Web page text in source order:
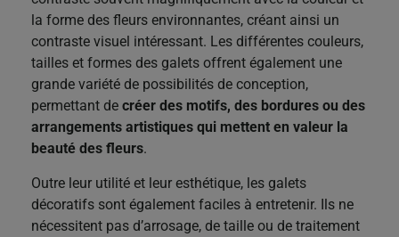
la forme des fleurs environnantes, créant ainsi un
contraste visuel intéressant. Les différentes couleurs,
tailles et formes des galets offrent également une
grande variété de possibilités de conception,
permettant de créer des motifs, des bordures ou des
arrangements artistiques qui mettent en valeur la
beauté des fleurs.
Outre leur utilité et leur esthétique, les galets
décoratifs sont également faciles à entretenir. Ils ne
nécessitent pas d’arrosage, de taille ou de traitement